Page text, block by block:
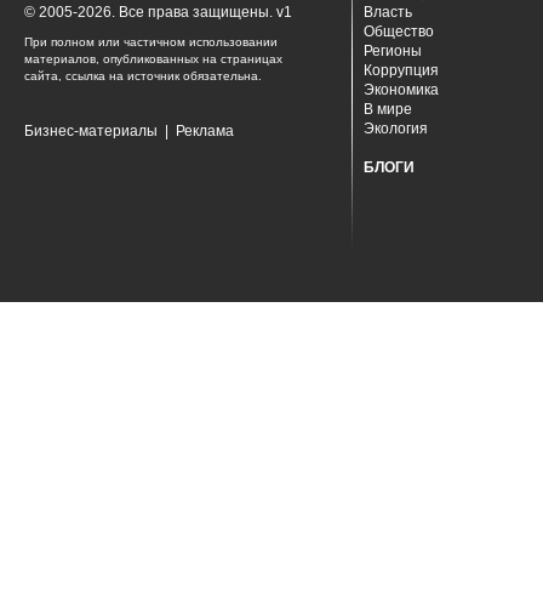
© 2005-2026. Все права защищены. v1
При полном или частичном использовании
материалов, опубликованных на страницах
сайта, ссылка на источник обязательна.
Бизнес-материалы Реклама
Власть
Общество
Регионы
Коррупция
Экономика
В мире
Экология
БЛОГИ